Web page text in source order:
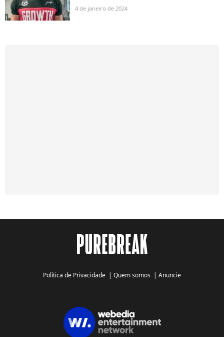
4 de janeiro de 2024
Política de Privacidade | Quem somos | Anuncie